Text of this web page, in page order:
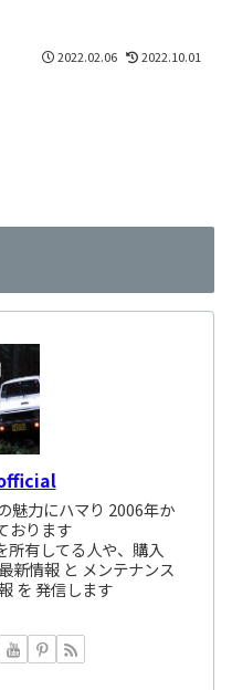
2022.02.06 2022.10.01
魅力にハマり 2006年か
おります
有してる人や、購入
新情報 と メンテナンス
を 発信します